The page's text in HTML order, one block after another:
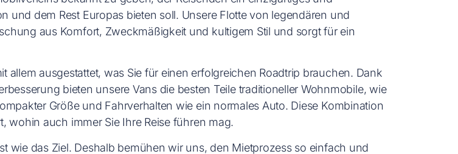
und dem Rest Europas bieten soll. Unsere Flotte von legendären und
aus Komfort, Zweckmäßigkeit und kultigem Stil und sorgt für ein
ausgestattet, was Sie für einen erfolgreichen Roadtrip brauchen. Dank
bieten unsere Vans die besten Teile traditioneller Wohnmobile, wie
Größe und Fahrverhalten wie ein normales Auto. Diese Kombination
wohin auch immer Sie Ihre Reise führen mag.
wie das Ziel. Deshalb bemühen wir uns, den Mietprozess so einfach und